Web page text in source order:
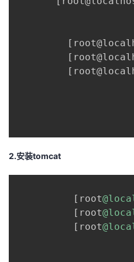
2.安装tomcat
[ root
[ root
[ root